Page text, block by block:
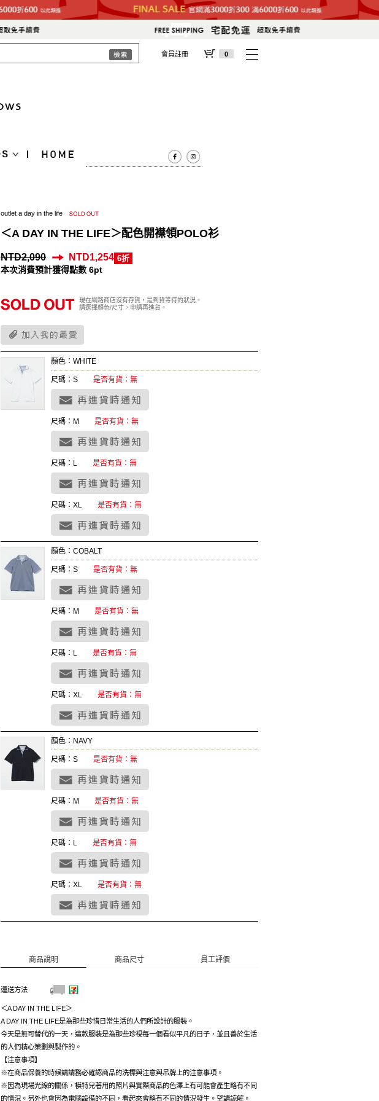
會員註冊 0
outlet a day in the life
＜A DAY IN THE LIFE＞配色開襟領POLO衫
NTD2,090 NTD1,254 6折
本次消費預計獲得點數 6pt
現在網路商店沒有存貨，是到貨等待的狀況。
請選擇顏色/尺寸，申請再進貨。
顏色：WHITE
尺碼：S 是否有貨：無
尺碼：M 是否有貨：無
尺碼：L 是否有貨：無
尺碼：XL 是否有貨：無
顏色：COBALT
尺碼：S 是否有貨：無
尺碼：M 是否有貨：無
尺碼：L 是否有貨：無
尺碼：XL 是否有貨：無
顏色：NAVY
尺碼：S 是否有貨：無
尺碼：M 是否有貨：無
尺碼：L 是否有貨：無
尺碼：XL 是否有貨：無
商品說明 商品尺寸 員工評價
運送方法
＜A DAY IN THE LIFE＞
A DAY IN THE LIFE是為那些珍惜日常生活的人們所設計的服裝。
今天是無可替代的一天，這款服裝是為那些珍視每一個看似平凡的日子，並且善於生活
的人們精心策劃與製作的。
【注意事項】
※在商品保養的時候請請務必確認商品的洗標與注意與吊牌上的注意事項。
※因為現場光線的關係，模特兒著用的照片與實際商品的色澤上有可能會產生略有不同
的情況。另外也會因為電腦設備的不同，看起來會略有不同的情況發生。望請諒解。